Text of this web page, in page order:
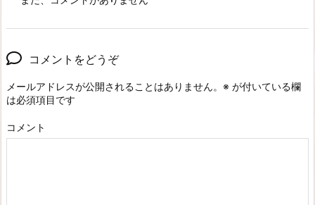
コメントをどうぞ
メールアドレスが公開されることはありません。 ※ が付いている欄
は必須項目です
コメント